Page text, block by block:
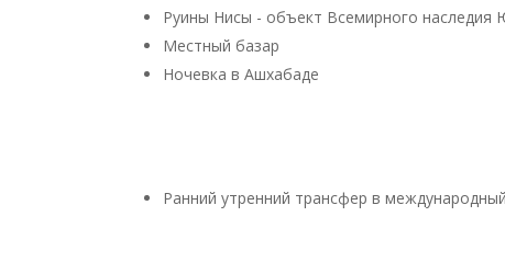
Руины Нисы - объект Всемирного
Местный базар
Ночевка в Ашхабаде
Ранний утренний трансфер в